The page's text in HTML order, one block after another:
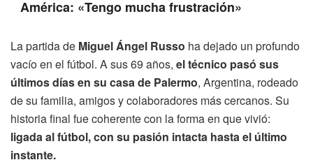
América: «Tengo mucha frustración»
La partida de Miguel Ángel Russo ha dejado un profundo
vacío en el fútbol. A sus 69 años, el técnico pasó sus
últimos días en su casa de Palermo, Argentina, rodeado
de su familia, amigos y colaboradores más cercanos. Su
historia final fue coherente con la forma en que vivió:
ligada al fútbol, con su pasión intacta hasta el último
instante.